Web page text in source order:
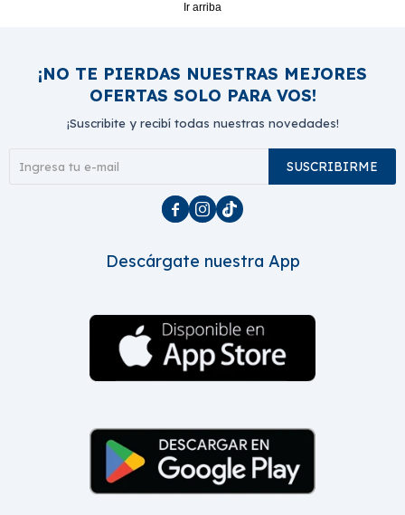
Ir arriba
¡NO TE PIERDAS NUESTRAS MEJORES
OFERTAS SOLO PARA VOS!
¡Suscribite y recibí todas nuestras novedades!
SUSCRIBIRME
  
Descárgate nuestra App